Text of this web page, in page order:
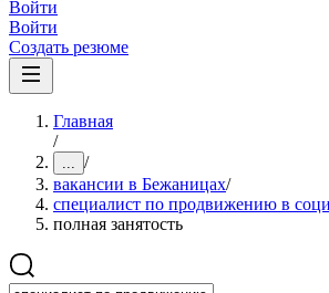
Войти
Войти
Создать резюме
Главная
/
... /
вакансии в Бежаницах/
специалист по продвижению в
полная занятость